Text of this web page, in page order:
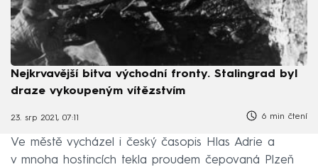
Nejkrvavější bitva východní fronty. Stalingrad byl
draze vykoupeným vítězstvím
23. srp 2021, 07:11 6 min čtení
Ve městě vycházel i český časopis Hlas Adrie a
v mnoha hostincích tekla proudem čepovaná Plzeň